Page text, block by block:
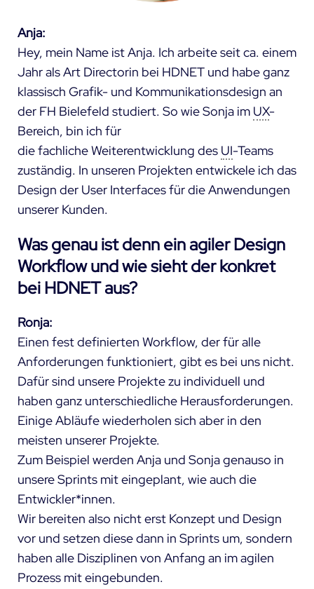
Anja:
Hey, mein Name ist Anja. Ich arbeite seit ca. einem
Jahr als Art Directorin bei HDNET und habe ganz
klassisch Grafik- und Kommunikationsdesign an
der FH Bielefeld studiert. So wie Sonja im UX-
Bereich, bin ich für
die fachliche Weiterentwicklung des UI-Teams
zuständig. In unseren Projekten entwickele ich das
Design der User Interfaces für die Anwendungen
unserer Kunden.
Was genau ist denn ein agiler Design
Workflow und wie sieht der konkret
bei HDNET aus?
Ronja:
Einen fest definierten Workflow, der für alle
Anforderungen funktioniert, gibt es bei uns nicht.
Dafür sind unsere Projekte zu individuell und
haben ganz unterschiedliche Herausforderungen.
Einige Abläufe wiederholen sich aber in den
meisten unserer Projekte.
Zum Beispiel werden Anja und Sonja genauso in
unsere Sprints mit eingeplant, wie auch die
Entwickler*innen.
Wir bereiten also nicht erst Konzept und Design
vor und setzen diese dann in Sprints um, sondern
haben alle Disziplinen von Anfang an im agilen
Prozess mit eingebunden.